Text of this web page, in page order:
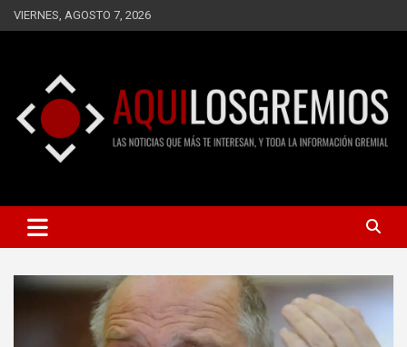
Saltar
al
VIERNES, AGOSTO 7, 2026
AQUÍ LOS GREMIOS
INFORMACIÓN GREMIAL